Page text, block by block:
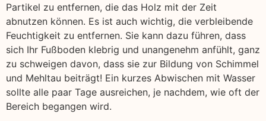
Partikel zu entfernen, die das Holz mit der Zeit
abnutzen können. Es ist auch wichtig, die verbleibende
Feuchtigkeit zu entfernen. Sie kann dazu führen, dass
sich Ihr Fußboden klebrig und unangenehm anfühlt, ganz
zu schweigen davon, dass sie zur Bildung von Schimmel
und Mehltau beiträgt! Ein kurzes Abwischen mit Wasser
sollte alle paar Tage ausreichen, je nachdem, wie oft der
Bereich begangen wird.